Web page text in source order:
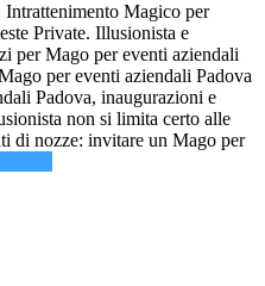
Magico per
Private. Illusionista e
per Mago per eventi aziendali
per eventi aziendali Padova
Padova, inaugurazioni e
non si limita certo alle
di nozze: invitare un Mago per